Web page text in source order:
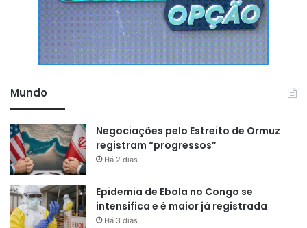
Mundo
Negociações pelo Estreito de Ormuz
registram “progressos”
Há 2 dias
Epidemia de Ebola no Congo se
intensifica e é maior já registrada
Há 3 dias